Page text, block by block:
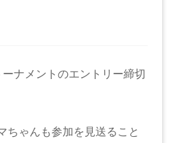
ナメントのエントリー締切
ちゃんも参加を見送ること